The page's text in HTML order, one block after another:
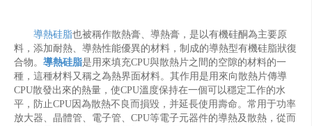
導熱硅脂也被稱作散熱膏、導熱膏，是以有機硅酮為主要原
料，添加耐熱、導熱性能優異的材料，制成的導熱型有機硅脂狀復
合物。 導熱硅脂是用來填充CPU與散熱片之間的空隙的材料的一
種，這種材料又稱之為熱界面材料。其作用是用來向散熱片傳導
CPU散發出來的熱量，使CPU溫度保持在一個可以穩定工作的水
平，防止CPU因為散熱不良而損毀，并延長使用壽命。常用于功率
放大器、晶體管、電子管、CPU等電子元器件的導熱及散熱，從而